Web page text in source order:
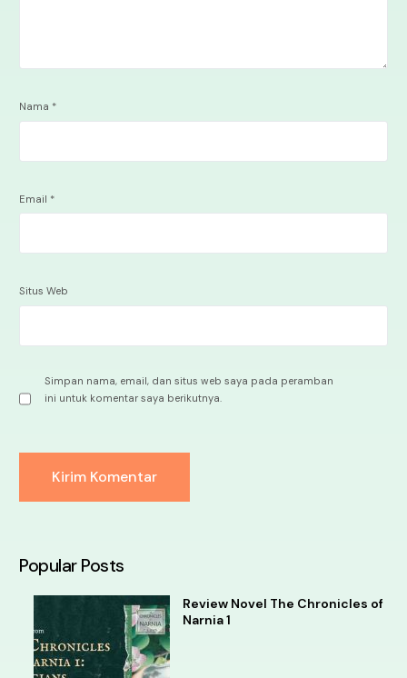
Nama *
Email *
Situs Web
Simpan nama, email, dan situs web saya pada peramban
ini untuk komentar saya berikutnya.
Popular Posts
Review Novel The Chronicles of
Narnia 1